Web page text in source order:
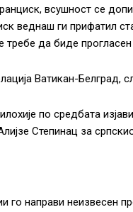
всушност се
веднаш ги прифатил
да биде прогласен
Ватикан-
по средбата
Степинац за
го направи неизвесен